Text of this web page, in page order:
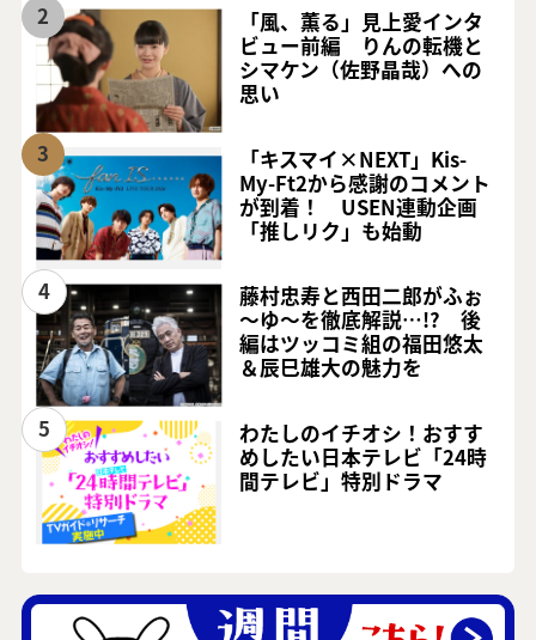
2
「風、薫る」見上愛インタ
ビュー前編 りんの転機と
シマケン（佐野晶哉）への
思い
3
「キスマイ×NEXT」Kis-
My-Ft2から感謝のコメント
が到着！ USEN連動企画
「推しリク」も始動
4
藤村忠寿と西田二郎がふぉ
～ゆ～を徹底解説…!? 後
編はツッコミ組の福田悠太
＆辰巳雄大の魅力を
5
わたしのイチオシ！おすす
めしたい日本テレビ「24時
間テレビ」特別ドラマ